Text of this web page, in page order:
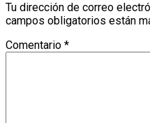
Tu dirección de correo
campos obligatorios están
Comentario *